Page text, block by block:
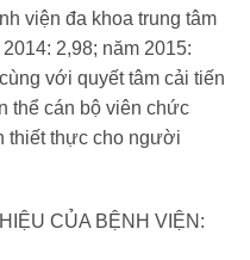
viện đa khoa trung tâm
2,98; năm 2015:
với quyết tâm cải tiến
thể cán bộ viên chức
thiết thực cho người
CỦA BỆNH VIỆN: